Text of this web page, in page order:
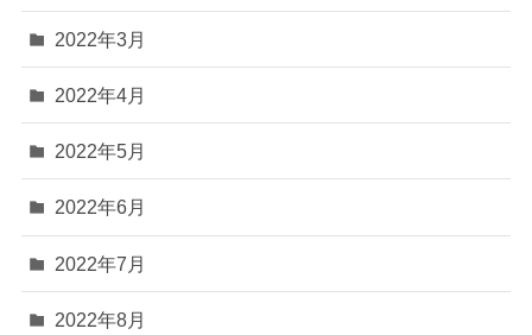
2022年3月
2022年4月
2022年5月
2022年6月
2022年7月
2022年8月